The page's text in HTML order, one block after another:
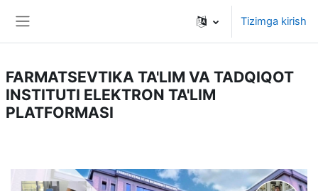
Tizimga kirish
FARMATSEVTIKA TA'LIM VA TADQIQOT
INSTITUTI ELEKTRON TA'LIM
PLATFORMASI